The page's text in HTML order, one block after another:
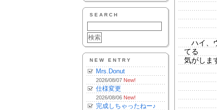
SEARCH
NEW ENTRY
Mrs.Donut
2026/08/07 New!
仕様変更
2026/08/06 New!
完成しちゃったねー♪
ハイ、
てる
気がしま